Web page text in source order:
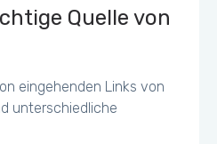
Quelle von
eingehenden Links von
unterschiedliche